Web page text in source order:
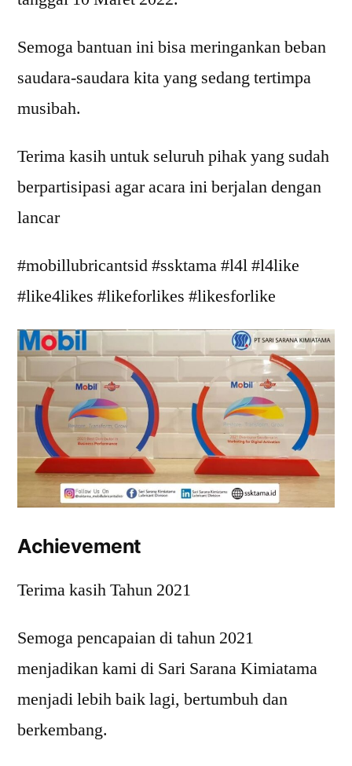
Semoga bantuan ini bisa meringankan beban
saudara-saudara kita yang sedang tertimpa
musibah.
Terima kasih untuk seluruh pihak yang sudah
berpartisipasi agar acara ini berjalan dengan
lancar
#mobillubricantsid #ssktama #l4l #l4like
#like4likes #likeforlikes #likesforlike
Achievement
Terima kasih Tahun 2021
Semoga pencapaian di tahun 2021
menjadikan kami di Sari Sarana Kimiatama
menjadi lebih baik lagi, bertumbuh dan
berkembang.